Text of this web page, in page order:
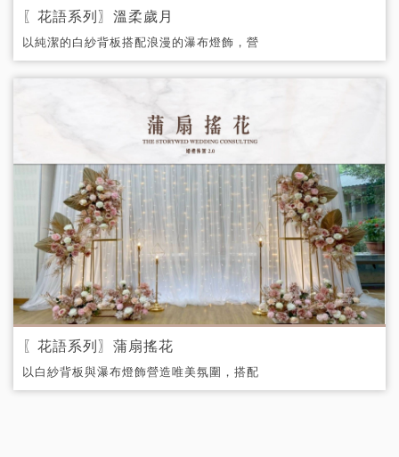
〖花語系列〗溫柔歲月
以純潔的白紗背板搭配浪漫的瀑布燈飾，營
造出唯美而夢幻的氛圍。
〖花語系列〗蒲扇搖花
以白紗背板與瀑布燈飾營造唯美氛圍，搭配
別緻的方形花架組，展現東方韻味與現代浪